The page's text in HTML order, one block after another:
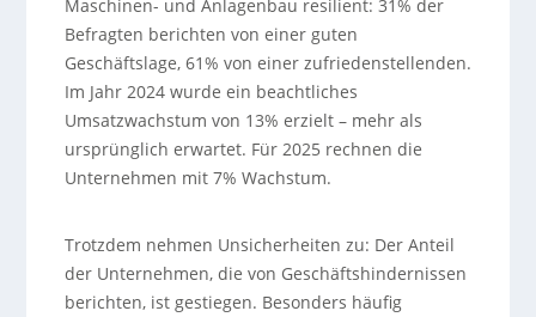
Maschinen- und Anlagenbau resilient: 31% der
Befragten berichten von einer guten
Geschäftslage, 61% von einer zufriedenstellenden.
Im Jahr 2024 wurde ein beachtliches
Umsatzwachstum von 13% erzielt – mehr als
ursprünglich erwartet. Für 2025 rechnen die
Unternehmen mit 7% Wachstum.
Trotzdem nehmen Unsicherheiten zu: Der Anteil
der Unternehmen, die von Geschäftshindernissen
berichten, ist gestiegen. Besonders häufig